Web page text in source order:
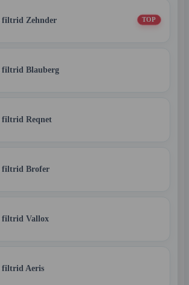
filtrid Zehnder TOP
filtrid Blauberg
filtrid Reqnet
filtrid Brofer
filtrid Vallox
filtrid Aeris